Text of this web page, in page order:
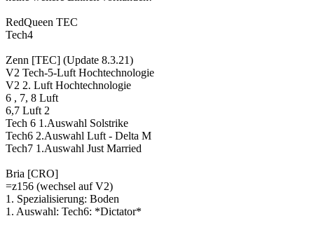
RedQueen TEC
Tech4
Zenn [TEC] (Update 8.3.21)
V2 Tech-5-Luft Hochtechnologie
V2 2. Luft Hochtechnologie
6 , 7, 8 Luft
6,7 Luft 2
Tech 6 1.Auswahl Solstrike
Tech6 2.Auswahl Luft - Delta M
Tech7 1.Auswahl Just Married
Bria [CRO]
=z156 (wechsel auf V2)
1. Spezialisierung: Boden
1. Auswahl: Tech6: *Dictator*